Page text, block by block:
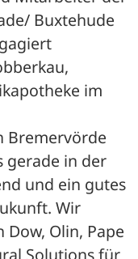
Buxtehude
im
Bremervörde
gerade in der
und ein gutes
Wir
Olin, Pape